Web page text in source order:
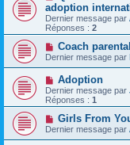
adoption
Dernier message par
Réponses : 2
Coach
Dernier message par
Adoption
Dernier message par
Réponses : 1
Girls From
Dernier message par